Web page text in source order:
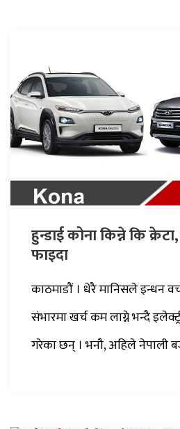
हुन्डाई कोना किन्ने कि
फाइदा
काठमाडौं । धेरै मानिसले इन्धन
संभारमा खर्च कम लाग्ने भन्दै
गरेका छन् । भनौ, अहिले नेपाली